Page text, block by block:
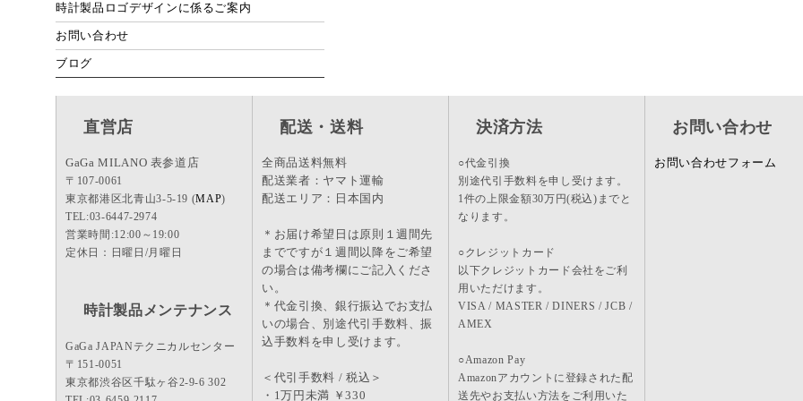
時計製品ロゴデザインに係るご案内
お問い合わせ
ブログ
直営店
GaGa MILANO 表参道店
〒107-0061
東京都港区北青山3-5-19 (MAP)
TEL:03-6447-2974
営業時間:12:00～19:00
定休日：日曜日/月曜日
時計製品メンテナンス
GaGa JAPANテクニカルセンター
〒151-0051
東京都渋谷区千駄ヶ谷2-9-6 302
配送・送料
全商品送料無料
配送業者：ヤマト運輸
配送エリア：日本国内
＊お届け希望日は原則１週間先
までですが１週間以降をご希望
の場合は備考欄にご記入くださ
い。
＊代金引換、銀行振込でお支払
いの場合、別途代引手数料、振
込手数料を申し受けます。
＜代引手数料 / 税込＞
・1万円未満 ￥330
決済方法
○代金引換
別途代引手数料を申し受けます。
1件の上限金額30万円(税込)までと
なります。
○クレジットカード
以下クレジットカード会社をご利
用いただけます。
VISA / MASTER / DINERS / JCB /
AMEX
○Amazon Pay
Amazonアカウントに登録された配
送先やお支払い方法をご利用いた
お問い合わせ
お問い合わせフォーム